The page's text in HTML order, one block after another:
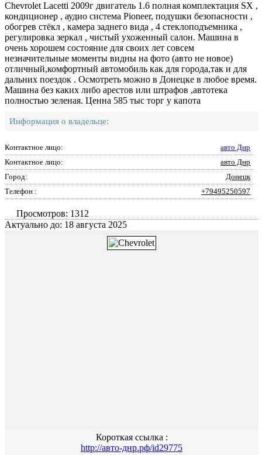
Chevrolet Lacetti 2009г двигатель 1.6 полная комплектация SX ,
кондиционер , аудио система Pioneer, подушки безопасности ,
обогрев стёкл , камера заднего вида , 4 стеклоподъемника ,
регулировка зеркал , чистый ухоженный салон. Машина в
очень хорошем состояние для своих лет совсем
незначительные моменты видны на фото (авто не новое)
отличный,комфортный автомобиль как для города,так и для
дальних поездок . Осмотреть можно в Донецке в любое время.
Машина без каких либо арестов или штрафов ,автотека
полностью зеленая. Ценна 585 тыс торг у капота
Информация о владельце:
Контактное лицо:
авто Днр
Контактное лицо:
авто Днр
Город:
Донецк
Телефон :
+79495250597
Просмотров: 1312
Актуально до: 18 августа 2025
Короткая ссылка :
http://авто-днр.рф/id29775